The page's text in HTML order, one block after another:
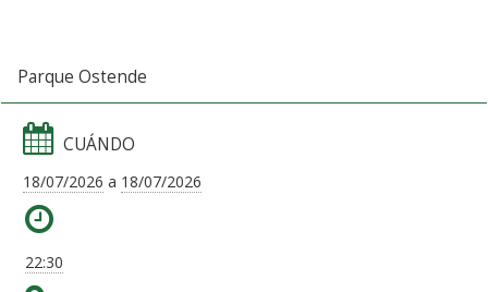
Parque Ostende
CUÁNDO
18/07/2026 a 18/07/2026
22:30